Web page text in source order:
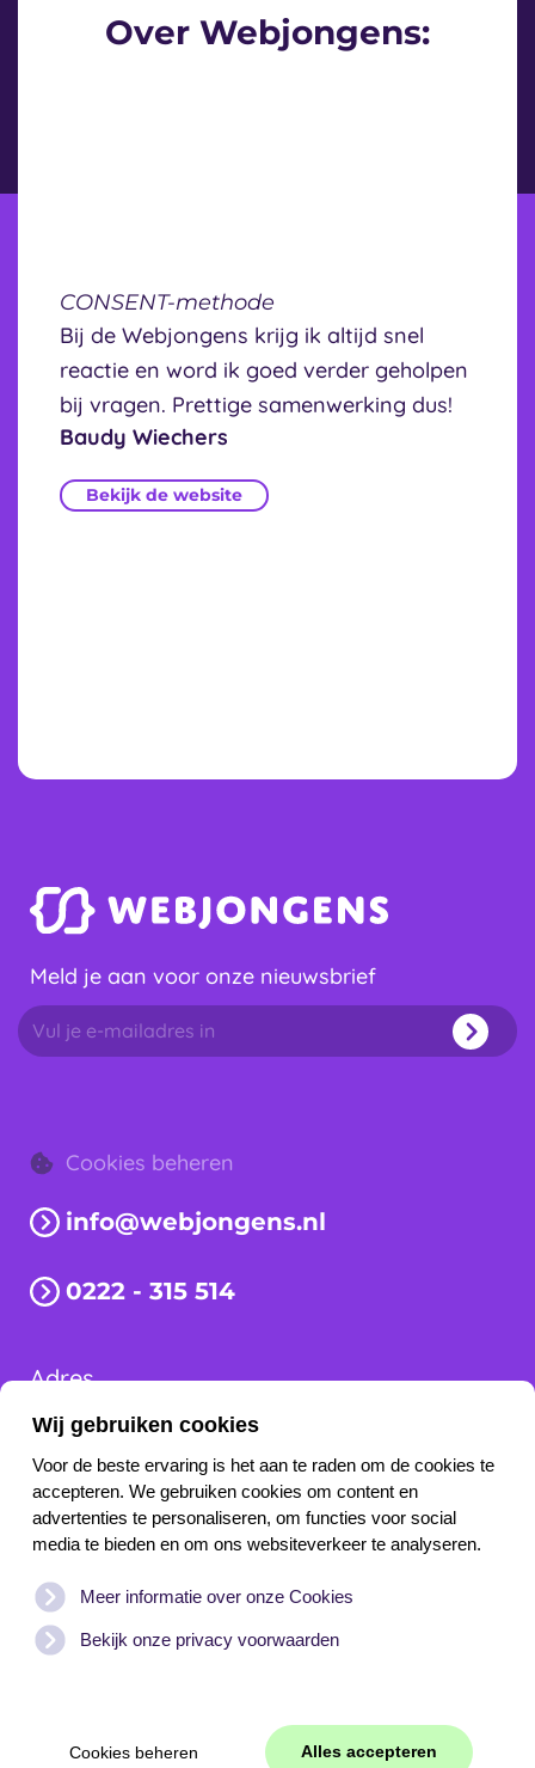
Wij gebruiken cookies
Voor de beste ervaring is het aan te raden om de cookies te
accepteren. We gebruiken cookies om content en
advertenties te personaliseren, om functies voor social
media te bieden en om ons websiteverkeer te analyseren.
Meer informatie over onze Cookies
Bekijk onze privacy voorwaarden
Cookies beheren Alles accepteren
Over Webjongens:
CONSENT-methode
Bij de Webjongens krijg ik altijd snel
reactie en word ik goed verder geholpen
bij vragen. Prettige samenwerking dus!
Baudy Wiechers
Bekijk de website
Meld je aan voor onze nieuwsbrief
Cookies beheren
info@webjongens.nl
0222 - 315 514
Adres
Schilderweg 251-C
1792 CJ Oudeschild
Snel naar
Websites